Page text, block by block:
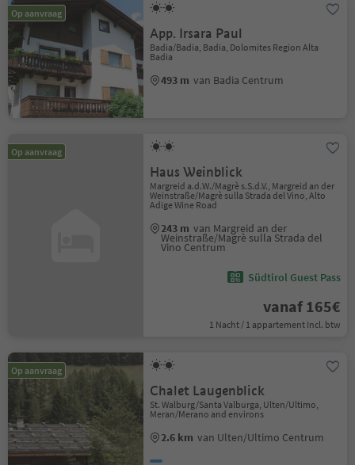
Op aanvraag
App. Irsara Paul
Badia/Badia, Badia, Dolomites Region Alta
Badia
493 m van Badia Centrum
Op aanvraag
Haus Weinblick
Margreid a.d.W./Magrè s.S.d.V., Margreid an der
Weinstraße/Magrè sulla Strada del Vino, Alto
Adige Wine Road
243 m van Margreid an der
Weinstraße/Magrè sulla Strada del
Vino Centrum
Südtirol Guest Pass
vanaf 165€
1 Nacht / 1 appartement Incl. btw
Op aanvraag
Chalet Laugenblick
St. Walburg/Santa Valburga, Ulten/Ultimo,
Meran/Merano and environs
2.6 km van Ulten/Ultimo Centrum